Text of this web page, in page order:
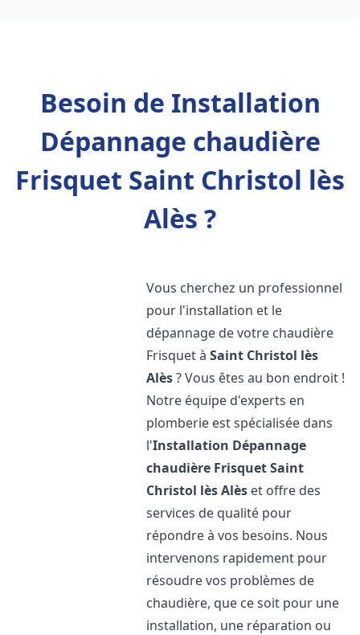
Besoin de Installation
Dépannage chaudière
Frisquet Saint Christol lès
Alès ?
Vous cherchez un professionnel
pour l'installation et le
dépannage de votre chaudière
Frisquet àSaint Christol lès
Alès? Vous êtes au bon endroit !
Notre équipe d'experts en
plomberie est spécialisée dans
l'Installation Dépannage
chaudière FrisquetSaint
Christol lès Alès et offre des
services de qualité pour
répondre à vos besoins. Nous
intervenons rapidement pour
résoudre vos problèmes de
chaudière, que ce soit pour une
installation, une réparation ou